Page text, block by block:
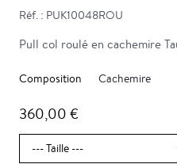
Réf. : PUK10048ROU
Pull col roulé en cachemire
Composition Cachemire
360,00 €